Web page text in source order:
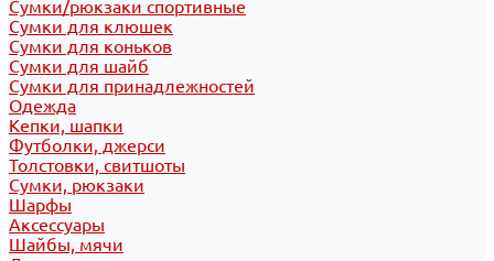
Сумки/рюкзаки спортивные
Сумки для клюшек
Сумки для коньков
Сумки для шайб
Сумки для принадлежностей
Одежда
Кепки, шапки
Футболки, джерси
Толстовки, свитшоты
Сумки, рюкзаки
Шарфы
Аксессуары
Шайбы, мячи